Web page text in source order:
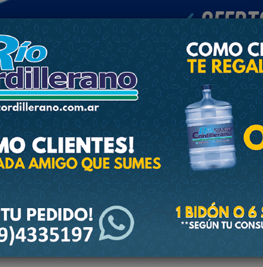
POLICIALES DEPORTES SOCIEDAD NACIONALES